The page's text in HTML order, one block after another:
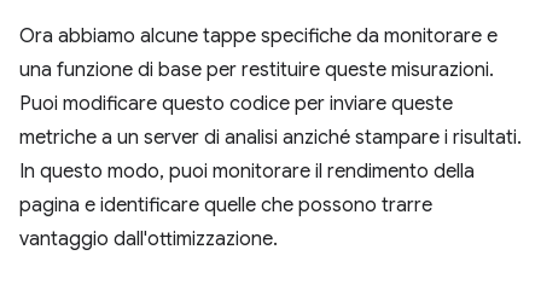
Ora abbiamo alcune tappe specifiche da monitorare e
una funzione di base per restituire queste misurazioni.
Puoi modificare questo codice per inviare queste
metriche a un server di analisi anziché stampare i risultati.
In questo modo, puoi monitorare il rendimento della
pagina e identificare quelle che possono trarre
vantaggio dall'ottimizzazione.